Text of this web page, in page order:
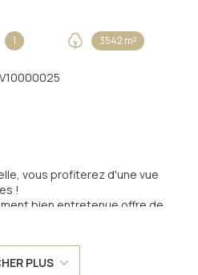
1 3542 m²
V10000025
vous profiterez d'une vue
!
bien entretenue offre de
semi-enterré d'environ 127m²
et poêle à bois mirus, un
PLUS